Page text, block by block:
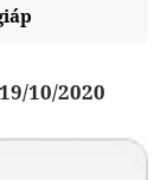
10/2020